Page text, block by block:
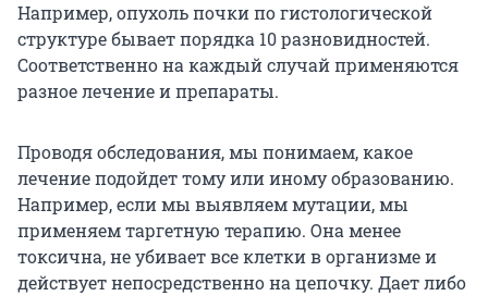
Например, опухоль почки по гистологической
структуре бывает порядка 10 разновидностей.
Соответственно на каждый случай применяются
разное лечение и препараты.
Проводя обследования, мы понимаем, какое
лечение подойдет тому или иному образованию.
Например, если мы выявляем мутации, мы
применяем таргетную терапию. Она менее
токсична, не убивает все клетки в организме и
действует непосредственно на цепочку. Дает либо